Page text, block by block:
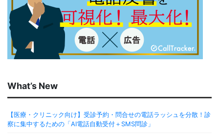
What’s New
【医療・クリニック向け】受診予約・問合せの電話ラッシュを分散！診
察に集中するための「AI電話自動受付＋SMS問診」